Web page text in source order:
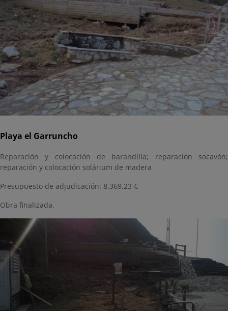
Playa el Garruncho
Reparación y colocación de barandilla; reparación socavón;
reparación y colocación solárium de madera
Presupuesto de adjudicación: 8.369,23 €
Obra finalizada.